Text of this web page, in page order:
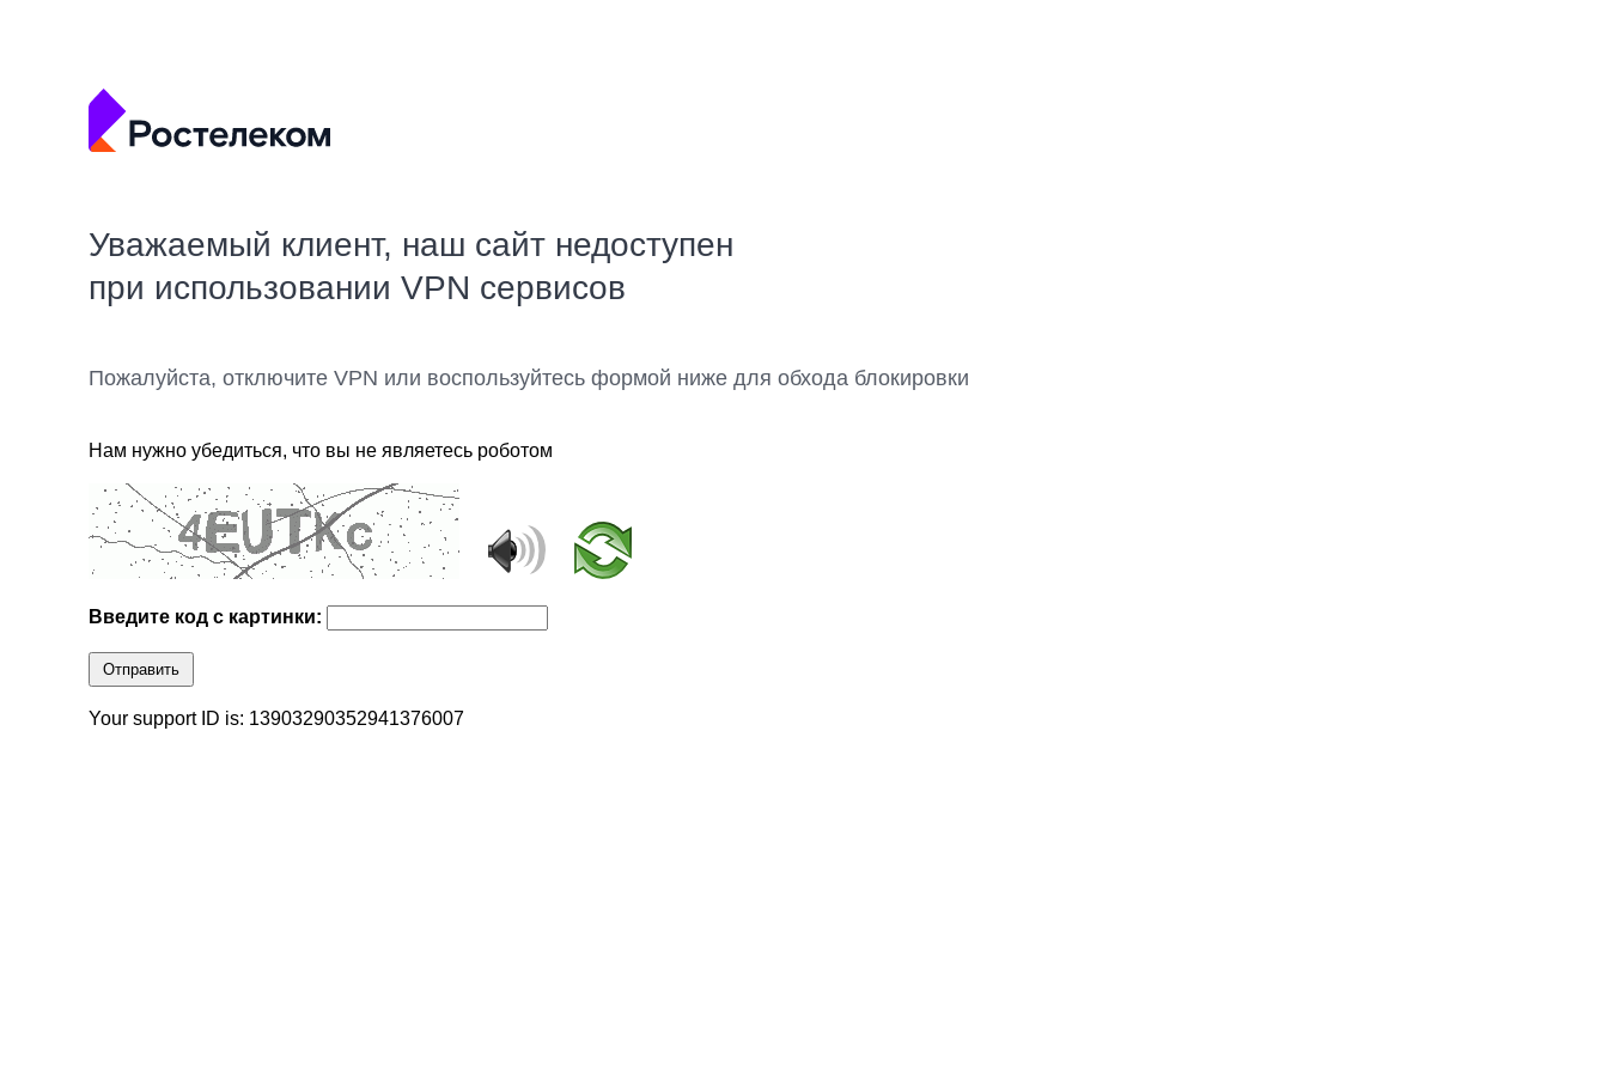
Уважаемый клиент, наш сайт недоступен
при использовании VPN сервисов
Пожалуйста, отключите VPN или воспользуйтесь формой ниже для обхода блокировки
Нам нужно убедиться, что вы не являетесь роботом
Введите код с картинки:
Отправить
Your support ID is: 13903290352941376007